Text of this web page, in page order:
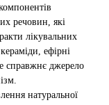
речовин, які
лікувальних
ефірні
справжнє джерело
натуральної